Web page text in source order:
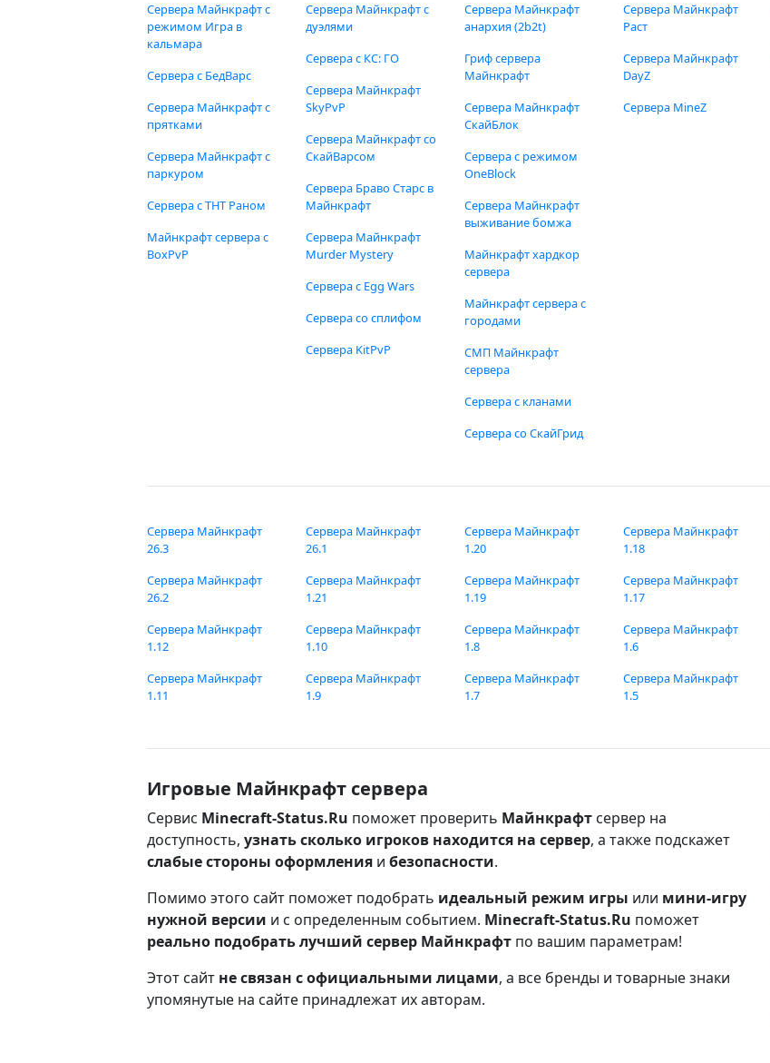
Сервера Майнкрафт с
режимом Игра в
кальмара
Сервера с БедВарс
Сервера Майнкрафт с
прятками
Сервера Майнкрафт с
паркуром
Сервера с ТНТ Раном
Майнкрафт сервера с
BoxPvP
Сервера Майнкрафт с
дуэлями
Сервера с КС: ГО
Сервера Майнкрафт
SkyPvP
Сервера Майнкрафт со
СкайВарсом
Сервера Браво Старс в
Майнкрафт
Сервера Майнкрафт
Murder Mystery
Сервера с Egg Wars
Сервера со сплифом
Сервера KitPvP
Сервера Майнкрафт
анархия (2b2t)
Гриф сервера
Майнкрафт
Сервера Майнкрафт
СкайБлок
Сервера с режимом
OneBlock
Сервера Майнкрафт
выживание бомжа
Майнкрафт хардкор
сервера
Майнкрафт сервера с
городами
СМП Майнкрафт
сервера
Сервера с кланами
Сервера со СкайГрид
Сервера Майнкрафт
Раст
Сервера Майнкрафт
DayZ
Сервера MineZ
Сервера Майнкрафт
26.3
Сервера Майнкрафт
26.2
Сервера Майнкрафт
26.1
Сервера Майнкрафт
1.21
Сервера Майнкрафт
1.20
Сервера Майнкрафт
1.19
Сервера Майнкрафт
1.18
Сервера Майнкрафт
1.17
Сервера Майнкрафт
1.12
Сервера Майнкрафт
1.11
Сервера Майнкрафт
1.10
Сервера Майнкрафт
1.9
Сервера Майнкрафт
1.8
Сервера Майнкрафт
1.7
Сервера Майнкрафт
1.6
Сервера Майнкрафт
1.5
Игровые Майнкрафт сервера
Сервис Minecraft-Status.Ru поможет проверить Майнкрафт сервер на
доступность, узнать сколько игроков находится на сервер, а также подскажет
слабые стороны оформления и безопасности.
Помимо этого сайт поможет подобрать идеальный режим игры или мини-игру
нужной версии и с определенным событием. Minecraft-Status.Ru поможет
реально подобрать лучший сервер Майнкрафт по вашим параметрам!
Этот сайт не связан с официальными лицами, а все бренды и товарные знаки
упомянутые на сайте принадлежат их авторам.